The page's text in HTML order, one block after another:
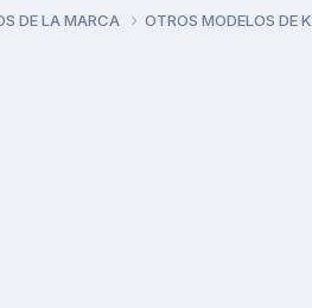
DE LA MARCA OTROS MODELOS DE